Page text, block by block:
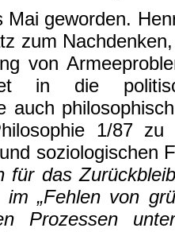
Mai geworden.
zum
von
in die
auch
1/87 zu
soziologischen
für das
„Fehlen von
Prozessen